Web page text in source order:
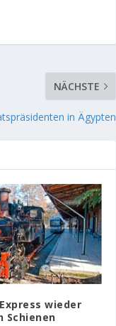
NÄCHSTE
in Ägypten
wieder
Schienen